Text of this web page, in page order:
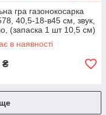
гра газонокосарка
40,5-18-в45 см, звук,
(запаска 1 шт 10,5 см)
в наявності
₴